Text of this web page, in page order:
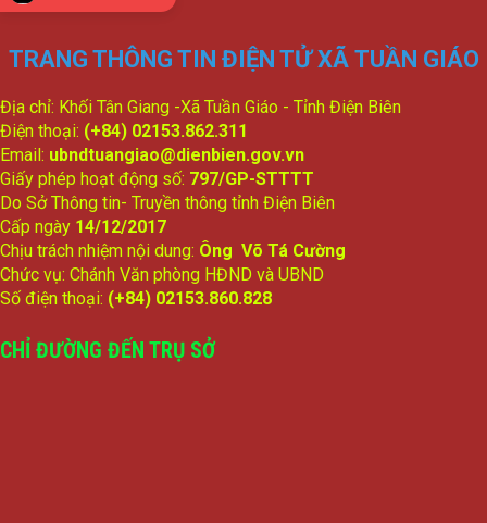
TRANG THÔNG TIN ĐIỆN TỬ XÃ TUẦN GIÁO
Địa chỉ: Khối Tân Giang -Xã Tuần Giáo - Tỉnh Điện Biên
Điện thoại: (+84) 02153.862.311
Email: ubndtuangiao@dienbien.gov.vn
Giấy phép hoạt động số: 797/GP-STTTT
Do Sở Thông tin- Truyền thông tỉnh Điện Biên
Cấp ngày 14/12/2017
Chịu trách nhiệm nội dung: Ông Võ Tá Cường
Chức vụ: Chánh Văn phòng HĐND và UBND
Số điện thoại: (+84) 02153.860.828
CHỈ ĐƯỜNG ĐẾN TRỤ SỞ